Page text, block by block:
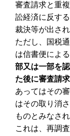
審査請求と重
訟経済に反す
裁決等が出さ
ただし、国税
は信書便によ
部又は一部を
た後に審査請
あってはその
はその取り消
ものとみなされ
これは、再調